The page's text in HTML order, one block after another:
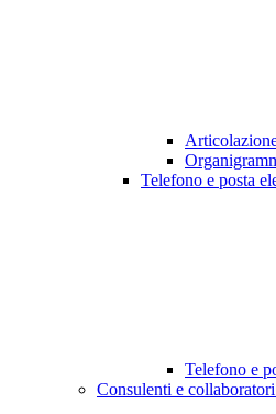
Telefono e posta
Telefono e
Consulenti e collaboratori